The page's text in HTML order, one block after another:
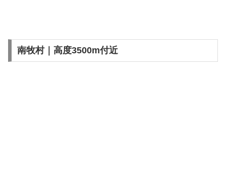
南牧村｜高度3500m付近